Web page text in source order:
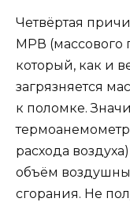
Четвёртая
МРВ (массового
который, как и
загрязняется
к поломке.
расхода
объём
сгорания. Не